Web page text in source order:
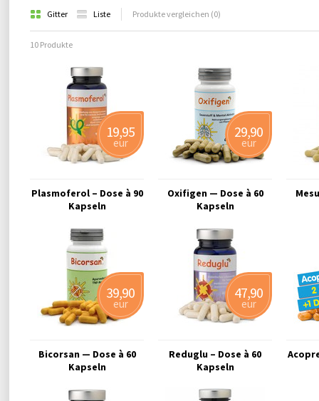
Gitter Liste Produkte vergleichen (0)
10 Produkte
19,95
eur
Plasmoferol – Dose à 90
Kapseln
29,90
eur
Oxifigen — Dose à 60
Kapseln
39,90
eur
Bicorsan — Dose à 60
Kapseln
47,90
eur
Reduglu – Dose à 60
Kapseln